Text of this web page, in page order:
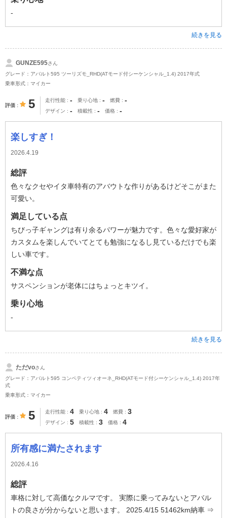
-
続きを見る
GUNZE595さん
グレード：アバルト595 ツーリズモ_RHD(ATモード付シーケンシャル_1.4) 2017年式
乗車形式：マイカー
評価 5 走行性能 - 乗り心地 - 燃費 -
デザイン - 積載性 - 価格 -
楽しすぎ！
2026.4.19
総評
色々なクセやイタ車特有のアバウトな作りがあるけどそこがまた
可愛い。
満足している点
ちびっ子ギャングは有り余るパワーが魅力です。色々な愛好家が
カスタムを楽しんでいてとても勉強になるし見ているだけでも楽
しい車です。
不満な点
サスペンションが老体にはちょっとキツイ。
乗り心地
-
続きを見る
ただvoさん
グレード：アバルト595 コンペティツィオーネ_RHD(ATモード付シーケンシャル_1.4) 2017年
式
乗車形式：マイカー
評価 5 走行性能 4 乗り心地 4 燃費 3
デザイン 5 積載性 3 価格 4
所有感に満たされます
2026.4.16
総評
車格に対して高価なクルマです。 実際に乗ってみないとアバル
トの良さが分からないと思います。 2025.4/15 51462km納車 ⇒